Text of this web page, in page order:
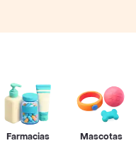
Farmacias Mascotas